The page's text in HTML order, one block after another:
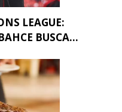
LEAGUE:
BUSCA...